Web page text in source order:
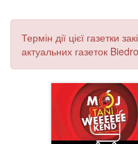
Термін дії цієї газетки
актуальних газеток